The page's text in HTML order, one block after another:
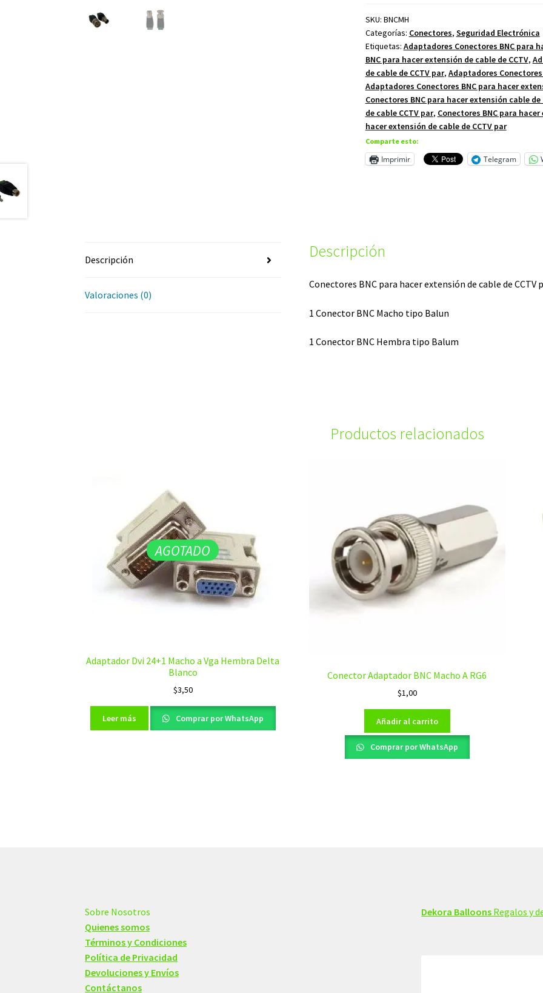
SKU: BNCMH
Categorías: Conectores, Seguridad Electrónica
Etiquetas: Adaptadores Conectores BNC para
BNC para hacer extensión de cable de CCTV,
de cable de CCTV par, Adaptadores
Adaptadores Conectores BNC para hacer
Conectores BNC para hacer extensión cable de
de cable CCTV par, Conectores BNC para
hacer extensión de cable de CCTV par
Comparte esto:
Imprimir Telegram
Descripción
Valoraciones (0)
Descripción
Conectores BNC para hacer extensión de cable de CCTV
1 Conector BNC Macho tipo Balun
1 Conector BNC Hembra tipo Balum
Productos relacionados
AGOTADO
Adaptador Dvi 24+1 Macho a Vga Hembra Delta
Blanco
$3,50
Leer más Comprar por WhatsApp
Conector Adaptador BNC Macho A RG6
$1,00
Añadir al carrito
Comprar por WhatsApp
Sobre Nosotros
Quienes somos
Términos y Condiciones
Política de Privacidad
Devoluciones y Envíos
Contáctanos
Dekora Balloons Regalos y